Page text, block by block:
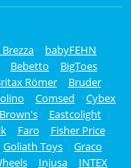
babyFEHN
Bebetto
BigToes
Römer
Bruder
Comsed
Cybex
Eastcolight
Faro
Fisher Price
Goliath Toys
Graco
Injusa INTEX